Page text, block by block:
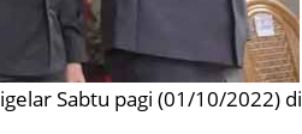
Sabtu pagi (01/10/2022) di